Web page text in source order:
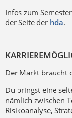
Infos zum
der Seite der hda.
Der Markt braucht
Du bringst eine
nämlich zwischen
Risikoanalyse,